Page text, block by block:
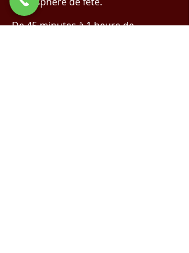
De 45 minutes à 1 heure de